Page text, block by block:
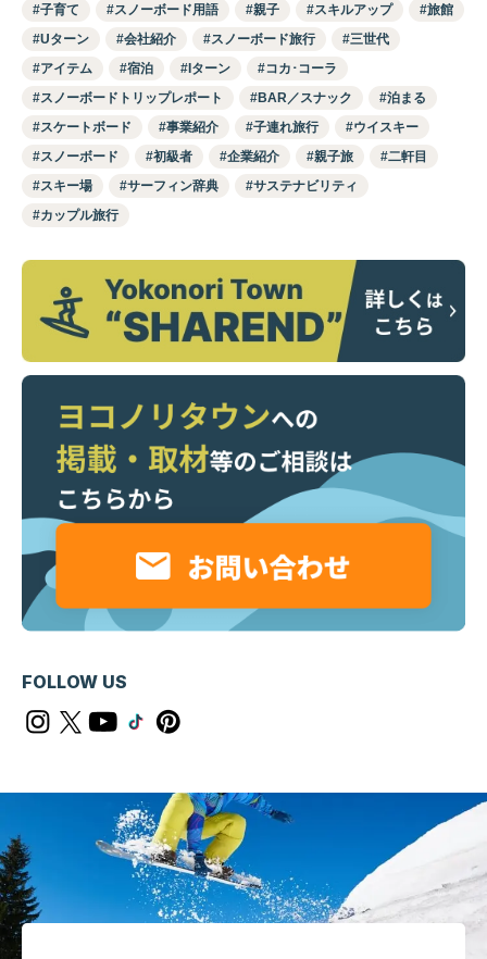
子育て
スノーボード用語 親子 スキルアップ
旅館
Uターン
会社紹介 スノーボード旅行
三世代
アイテム
宿泊 Iターン
コカ･コーラ
スノーボードトリップレポート
BAR／スナック
泊まる
スケートボード
事業紹介 子連れ旅行
ウイスキー
スノーボード
初級者 企業紹介 親子旅
二軒目
スキー場
サーフィン辞典
サステナビリティ
カップル旅行
FOLLOW US